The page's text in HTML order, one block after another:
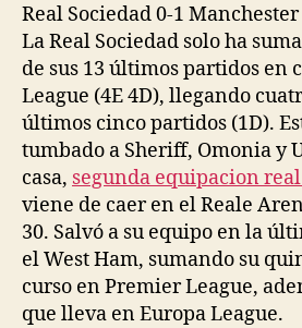
Real Sociedad 0-1
La Real Sociedad solo ha
de sus 13 últimos partidos en
League (4E 4D), llegando
últimos cinco partidos (1D).
tumbado a Sheriff, Omonia y
casa, segunda equipacion
viene de caer en el Reale
30. Salvó a su equipo en la
el West Ham, sumando su
curso en Premier League,
que lleva en Europa League.